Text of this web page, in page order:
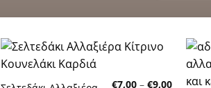
€7,00 – €9,00Price